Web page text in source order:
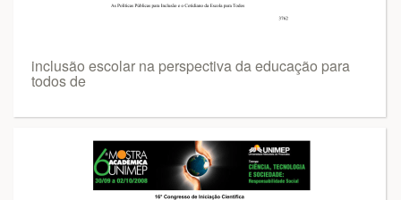
inclusão escolar na perspectiva da educação para
todos de